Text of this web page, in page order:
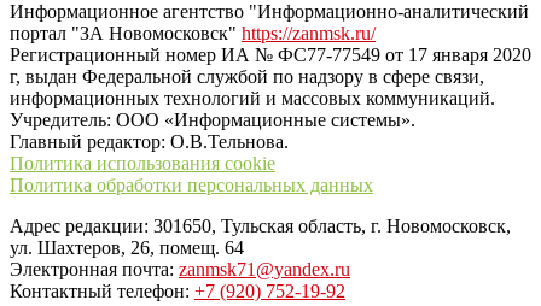
Информационное агентство "Информационно-аналитический
портал "ЗА Новомосковск" https://zanmsk.ru/
Регистрационный номер ИА № ФС77-77549 от 17 января 2020
г, выдан Федеральной службой по надзору в сфере связи,
информационных технологий и массовых коммуникаций.
Учредитель: ООО «Информационные системы».
Главный редактор: О.В.Тельнова.
Политика использования cookie
Политика обработки персональных данных
Адрес редакции: 301650, Тульская область, г. Новомосковск,
ул. Шахтеров, 26, помещ. 64
Электронная почта: zanmsk71@yandex.ru
Контактный телефон: +7 (920) 752-19-92